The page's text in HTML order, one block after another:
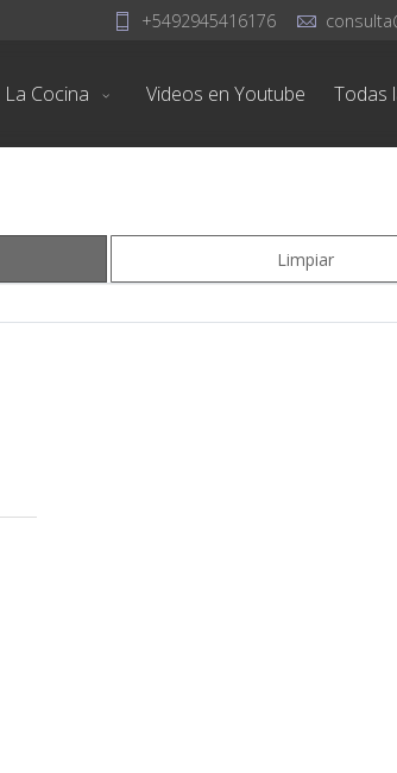
+5492945416176
La Cocina Videos en Youtube Todas
Limpiar